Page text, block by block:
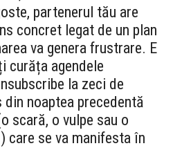
partenerul tău are
concret legat de un plan
va genera frustrare. E
curăța agendele
la zeci de
noaptea precedentă
scară, o vulpe sau o
care se va manifesta în